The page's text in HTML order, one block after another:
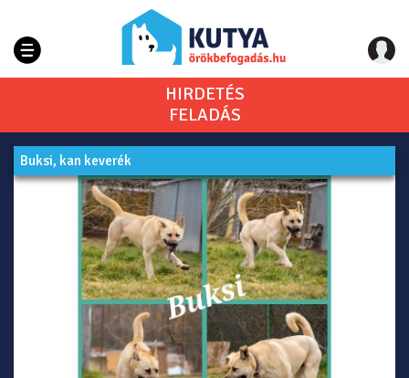
HIRDETÉS
FELADÁS
Buksi, kan keverék